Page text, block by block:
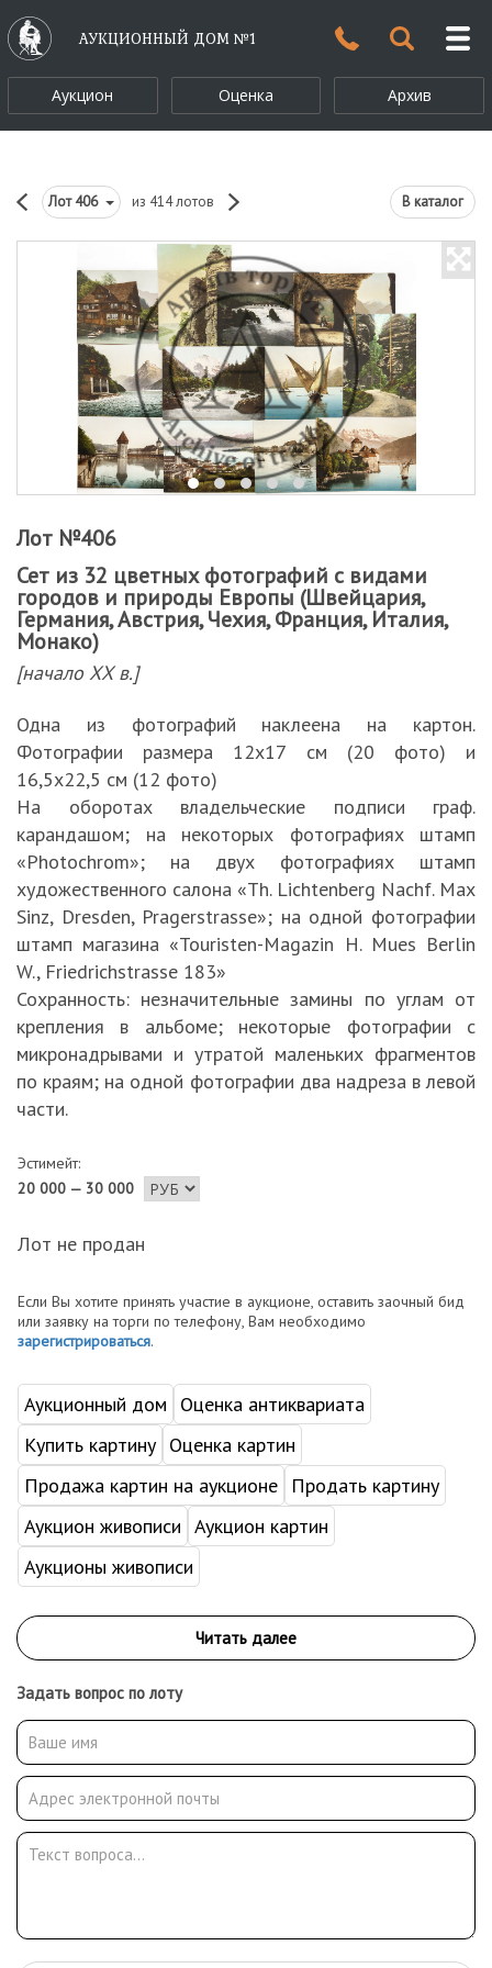
АУКЦИОННЫЙ ДОМ №1
Аукцион Оценка Архив
Лот406 из 414 лотов В каталог
Лот №406
Сет из 32 цветных фотографий с видами
городов и природы Европы (Швейцария,
Германия, Австрия, Чехия, Франция, Италия,
Монако)
[начало ХХ в.]
Одна из фотографий наклеена на картон.
Фотографии размера 12х17 см (20 фото) и
16,5х22,5 см (12 фото)
На оборотах владельческие подписи граф.
карандашом; на некоторых фотографиях штамп
«Photochrom»; на двух фотографиях штамп
художественного салона «Th. Lichtenberg Nachf. Max
Sinz, Dresden, Pragerstrasse»; на одной фотографии
штамп магазина «Touristen-Magazin H. Mues Berlin
W., Friedrichstrasse 183»
Сохранность: незначительные замины по углам от
крепления в альбоме; некоторые фотографии с
микронадрывами и утратой маленьких фрагментов
по краям; на одной фотографии два надреза в левой
части.
Эстимейт:
20 000 — 30 000
Лот не продан
Если Вы хотите принять участие в аукционе, оставить заочный бид
или заявку на торги по телефону, Вам необходимо
зарегистрироваться.
Аукционный дом
Оценка антиквариата
Купить картину Оценка картин
Продажа картин на аукционе
Продать картину
Аукцион живописи Аукцион картин
Аукционы живописи
Задать вопрос по лоту